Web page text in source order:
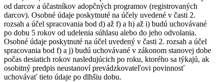
od darcov a účastníkov adopčných programov (registrovaných
darcov). Osobné údaje poskytnuté na účely uvedené v časti 2.
rozsah a účel spracovania bod d) až f) a h) až i) budú uchovávané
po dobu 5 rokov od udelenia súhlasu alebo do jeho odvolania.
Osobné údaje poskytnuté na účel uvedený v časti 2. rozsah a účel
spracovania bod f) a j) budú uchovávané v zákonom stanovej dobe
počas desiatich rokov nasledujúcich po roku, ktorého sa týkajú, ak
osobitný predpis neustanoví prevádzkovateľovi povinnosť
uchovávať tieto údaje po dlhšiu dobu.